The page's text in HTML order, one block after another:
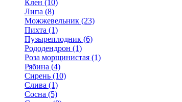
Клен (10)
Липа (8)
Можжевельник (23)
Пихта (1)
Пузыреплодник (6)
Рододендрон (1)
Роза морщинистая (1)
Рябина (4)
Сирень (10)
Слива (1)
Сосна (5)